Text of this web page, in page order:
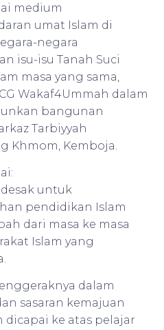
medium
umat Islam di
negara
isu-isu Tanah Suci
masa yang sama,
Wakaf4Ummah dalam
bangunan
Tarbiyyah
Khmom, Kemboja.
untuk
pendidikan Islam
dari masa ke masa
Islam yang
dalam
sasaran kemajuan
ke atas pelajar